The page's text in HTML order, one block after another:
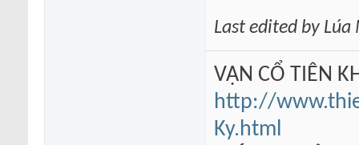
Last edited by
VẠN CỔ TIÊN
http://
Ky.html